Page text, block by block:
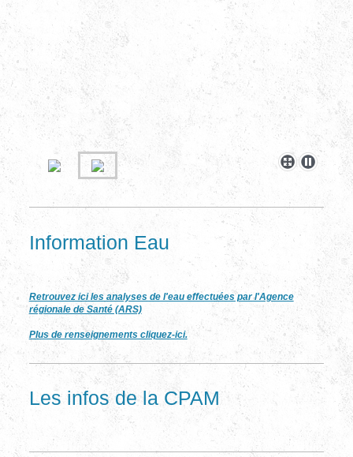
Information Eau
Retrouvez ici les analyses de l'eau effectuées par l'Agence
régionale de Santé (ARS)
Plus de renseignements cliquez-ici.
Les infos de la CPAM